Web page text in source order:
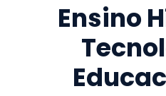
Como funciona
Credenciamento MEC
Ensino